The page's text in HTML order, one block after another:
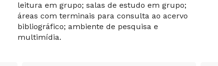
leitura em grupo; salas de estudo em grupo;
áreas com terminais para consulta ao acervo
bibliográfico; ambiente de pesquisa e
multimídia.